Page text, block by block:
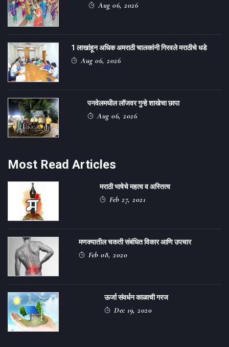
Aug 06, 2026
1 लाखांहून अधिक अमराठी चालकांनी गिरवले मराठीचे धडे
Aug 06, 2026
पनवेलमधील लॉजवर गुन्हे शाखेचा छापा
Aug 06, 2026
Most Read Articles
मराठी भाषेचे महत्व व अस्तित्व
Feb 27, 2021
मणक्यातील चकती संबंधित विकार आणि उपचार
Feb 08, 2020
ऊर्जा संवर्धन काळाची गरज
Dec 19, 2020